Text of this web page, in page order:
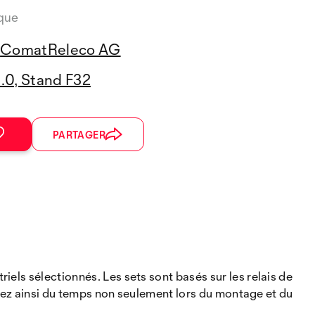
ComatReleco AG
Stand F32
PARTAGER
sélectionnés. Les sets sont basés sur les relais de
ainsi du temps non seulement lors du montage et du